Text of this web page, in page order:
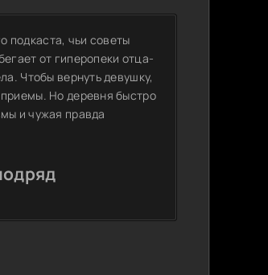
подкаста, чьи советы
от гиперопеки отца-
Чтобы вернуть девушку,
Но деревня быстро
и чужая правда